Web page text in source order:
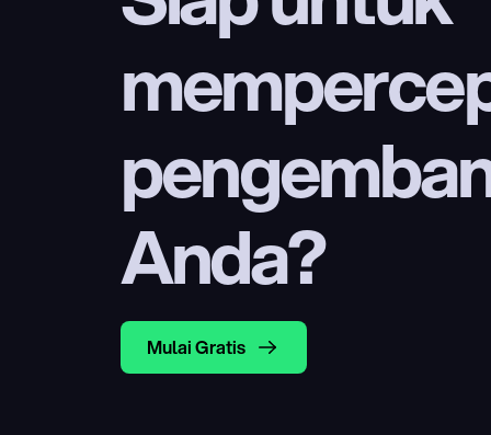
Anda?
Mulai Gratis